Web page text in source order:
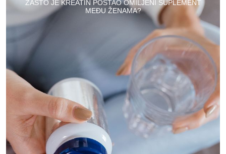
ZAŠTO JE KREATIN POSTAO OMILJENI SUPLEMENT
MEĐU ŽENAMA?